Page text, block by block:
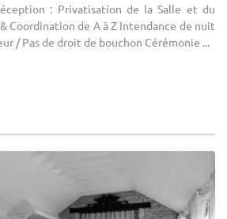
: Privatisation de la Salle et du
Coordination de A à Z Intendance de nuit
/ Pas de droit de bouchon Cérémonie ...